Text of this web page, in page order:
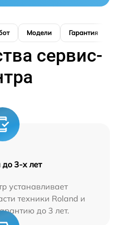
Модели Гарантия
сервис-
до 3-х лет
устанавливает
техники Roland и
до 3 лет.